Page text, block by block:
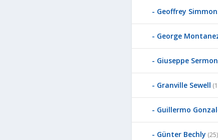
Geoffrey
George
Giuseppe
Granville Sewell
Guillermo
Günter Bechly (25)